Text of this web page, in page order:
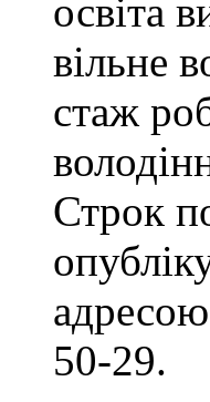
освіта
вільне
стаж
Строк
50-29.